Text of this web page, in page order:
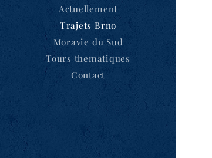
Actuellement
Trajets Brno
Moravie du Sud
Tours thematiques
Contact